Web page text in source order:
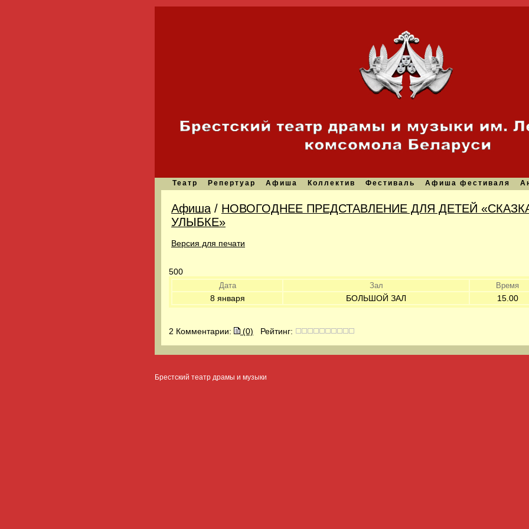
Театр Репертуар Афиша Коллектив Фестиваль Афиша фестиваля
Афиша / НОВОГОДНЕЕ ПРЕДСТАВЛЕНИЕ ДЛЯ ДЕТЕЙ
УЛЫБКЕ»
Версия для печати
500
Дата Зал Время
8 января БОЛЬШОЙ ЗАЛ 15.00
2 Комментарии: (0) Рейтинг:
Брестский театр драмы и музыки